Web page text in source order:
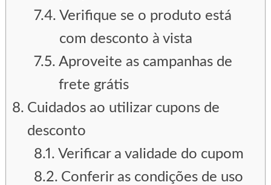
Verifique se o produto está
com desconto à vista
Aproveite as campanhas de
frete grátis
Cuidados ao utilizar cupons de
desconto
Verificar a validade do cupom
Conferir as condições de uso